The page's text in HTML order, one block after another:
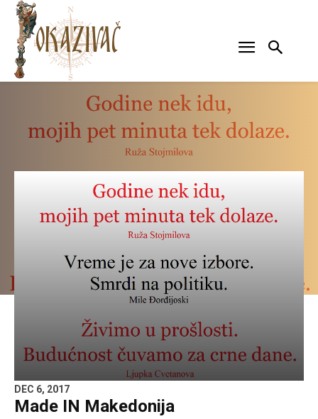
DEC 6, 2017
Made IN Makedonija